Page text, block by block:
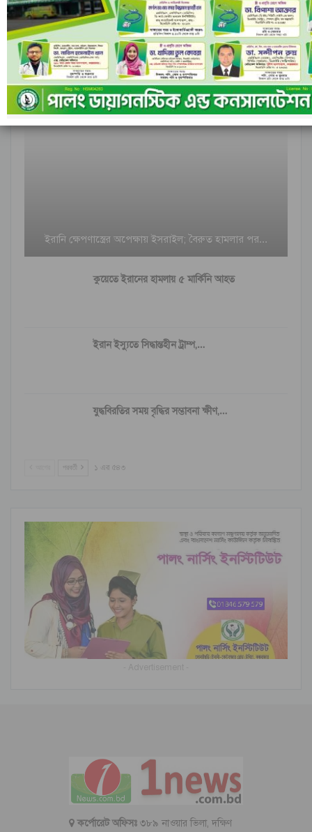
আন্তর্জাতিক
ইরানি ক্ষেপণাস্ত্রের অপেক্ষায় ইসরাইল; বৈরুত হামলার পর…
কুয়েতে ইরানের হামলায় ৫ মার্কিনি আহত
ইরান ইস্যুতে সিদ্ধান্তহীন ট্রাম্প,…
যুদ্ধবিরতির সময় বৃদ্ধির সম্ভাবনা ক্ষীণ,…
পরবর্তী ১ এর ৫৪৩
কর্পোরেট অফিসঃ৩৮৯ নাওয়ার ভিলা, দক্ষিণ